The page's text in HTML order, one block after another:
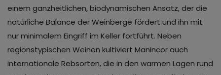
einem ganzheitlichen, biodynamischen Ansatz, der die
natürliche Balance der Weinberge fördert und ihn mit
nur minimalem Eingriff im Keller fortführt. Neben
regionstypischen Weinen kultiviert Manincor auch
internationale Rebsorten, die in den warmen Lagen rund